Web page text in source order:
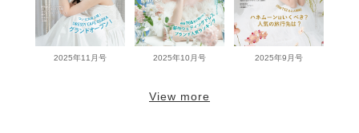
2025年11月号 2025年10月号 2025年9月号
View more